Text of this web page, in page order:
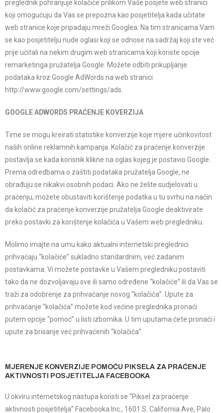
preglednik pohranjuje kolačiće prilikom Vaše posjete web stranici
koji omogućuju da Vas se prepozna kao posjetitelja kada učitate
web stranice koje pripadaju mreži Googlea. Na tim stranicama Vam
se kao posjetitelju nude oglasi koji se odnose na sadržaj koji ste već
prije učitali na nekim drugim web stranicama koji koriste opcije
remarketinga pružatelja Google. Možete odbiti prikupljanje
podataka kroz Google AdWords na web stranici
http://www.google.com/settings/ads.
GOOGLE ADWORDS PRAĆENJE KOVERZIJA
Time se mogu kreirati statistike konverzije koje mjere učinkovitost
naših online reklamnih kampanja. Kolačić za praćenje konverzije
postavlja se kada korisnik klikne na oglas kojeg je postavio Google.
Prema odredbama o zaštiti podataka pružatelja Google, ne
obrađuju se nikakvi osobnih podaci. Ako ne želite sudjelovati u
praćenju, možete obustaviti korištenje podatka u tu svrhu na način
da kolačić za praćenje konverzije pružatelja Google deaktivirate
preko postavki za korištenje kolačića u Vašem web pregledniku.
Molimo imajte na umu kako aktualni internetski preglednici
prihvaćaju “kolačiće” sukladno standardnim, već zadanim
postavkama. Vi možete postavke u Vašem pregledniku postaviti
tako da ne dozvoljavaju sve ili samo određene “kolačiće” ili da Vas se
traži za odobrenje za prihvaćanje novog “kolačića”. Upute za
prihvaćanje “kolačića” možete kod većine preglednika pronaći
putem opcije “pomoć” u listi izbornika. U tim uputama ćete pronaći i
upute za brisanje već prihvaćenih “kolačića”.
MJERENJE KONVERZIJE POMOĆU PIKSELA ZA PRAĆENJE
AKTIVNOSTI POSJETITELJA FACEBOOKA
U okviru internetskog nastupa koristi se “Piksel za praćenje
aktivnosti posjetitelja” Facebooka Inc., 1601 S. California Ave, Palo